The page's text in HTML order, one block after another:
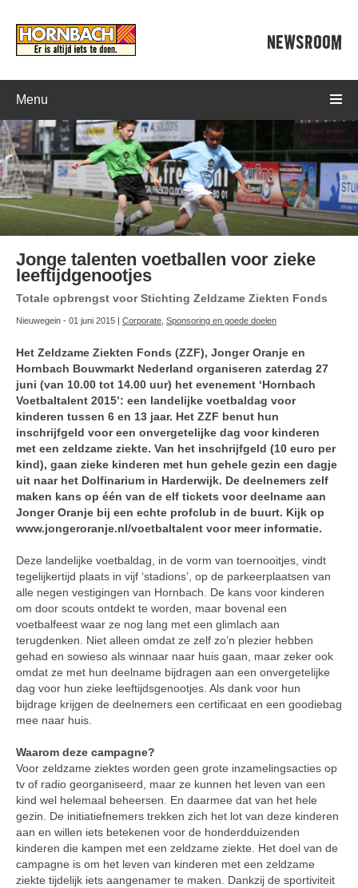
NEWSROOM
Menu
Jonge talenten voetballen voor zieke
leeftijdgenootjes
Totale opbrengst voor Stichting Zeldzame Ziekten Fonds
Nieuwegein - 01 juni 2015 | Corporate Sponsoring en goede doelen
Het Zeldzame Ziekten Fonds (ZZF), Jonger Oranje en
Hornbach Bouwmarkt Nederland organiseren zaterdag 27
juni (van 10.00 tot 14.00 uur) het evenement ‘Hornbach
Voetbaltalent 2015’: een landelijke voetbaldag voor
kinderen tussen 6 en 13 jaar. Het ZZF benut hun
inschrijfgeld voor een onvergetelijke dag voor kinderen
met een zeldzame ziekte. Van het inschrijfgeld (10 euro per
kind), gaan zieke kinderen met hun gehele gezin een dagje
uit naar het Dolfinarium in Harderwijk. De deelnemers zelf
maken kans op één van de elf tickets voor deelname aan
Jonger Oranje bij een echte profclub in de buurt. Kijk op
www.jongeroranje.nl/voetbaltalent voor meer informatie.
Deze landelijke voetbaldag, in de vorm van toernooitjes, vindt
tegelijkertijd plaats in vijf ‘stadions’, op de parkeerplaatsen van
alle negen vestigingen van Hornbach. De kans voor kinderen
om door scouts ontdekt te worden, maar bovenal een
voetbalfeest waar ze nog lang met een glimlach aan
terugdenken. Niet alleen omdat ze zelf zo’n plezier hebben
gehad en sowieso als winnaar naar huis gaan, maar zeker ook
omdat ze met hun deelname bijdragen aan een onvergetelijke
dag voor hun zieke leeftijdsgenootjes. Als dank voor hun
bijdrage krijgen de deelnemers een certificaat en een goodiebag
mee naar huis.
Waarom deze campagne?
Voor zeldzame ziektes worden geen grote inzamelingsacties op
tv of radio georganiseerd, maar ze kunnen het leven van een
kind wel helemaal beheersen. En daarmee dat van het hele
gezin. De initiatiefnemers trekken zich het lot van deze kinderen
aan en willen iets betekenen voor de honderdduizenden
kinderen die kampen met een zeldzame ziekte. Het doel van de
campagne is om het leven van kinderen met een zeldzame
ziekte tijdelijk iets aangenamer te maken. Dankzij de sportiviteit